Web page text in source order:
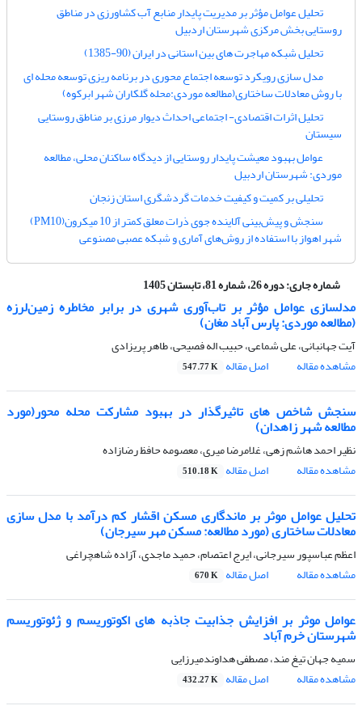
تحلیل عوامل مؤثر بر مدیریت پایدار منابع آب کشاورزی در مناطق
روستایی بخش مرکزی شهرستان اردبیل
تحلیل شبکه مهاجرت های بین استانی در ایران (90-1385)
مدل سازی رویکرد توسعه اجتماع محوری در برنامه ریزی توسعه محله ای
با روش معادلات ساختاری(مطالعه موردی:محله گلکاران شهر ابرکوه)
تحلیل اثرات اقتصادی- اجتماعی احداث دیوار مرزی بر مناطق روستایی
سیستان
عوامل بهبود معیشت پایدار روستایی از دیدگاه ساکنان محلی، مطالعه
موردی: شهرستان اردبیل
تحلیلی بر کمیت و کیفیت خدمات گردشگری استان زنجان
سنجش و پیش‌بینی آلاینده جوی ذرات معلق کمتر از 10 میکرون(PM10)
شهر اهواز با استفاده از روش‌های آماری و شبکه عصبی مصنوعی
شماره جاری:دوره 26، شماره 81، تابستان 1405
مدلسازی عوامل مؤثر بر تاب‌آوری شهری در برابر مخاطره زمین‌لرزه
(مطالعه موردی: پارس آباد مغان)
آیت جهانبانی، علی شماعی، حبیب اله فصیحی، طاهر پریزادی
مشاهده مقاله
اصل مقاله 547.77 K
سنجش شاخص های تاثیرگذار در بهبود مشارکت محله محور(مورد
مطالعه شهر زاهدان)
نظیر احمد هاشم زهی، غلامرضا میری، معصومه حافظ رضازاده
مشاهده مقاله
اصل مقاله 510.18 K
تحلیل عوامل موثر بر ماندگاری مسکن اقشار کم درآمد با مدل سازی
معادلات ساختاری (مورد مطالعه: مسکن مهر سیرجان)
اعظم عباسپور سیرجانی، ایرج اعتصام، حمید ماجدی، آزاده شاهچراغی
مشاهده مقاله
اصل مقاله 670 K
عوامل موثر بر افزایش جذابیت جاذبه های اکوتوریسم و ژئوتوریسم
شهرستان خرم آباد
سمیه جهان تیغ مند، مصطفی هداوندمیرزایی
مشاهده مقاله
اصل مقاله 432.27 K